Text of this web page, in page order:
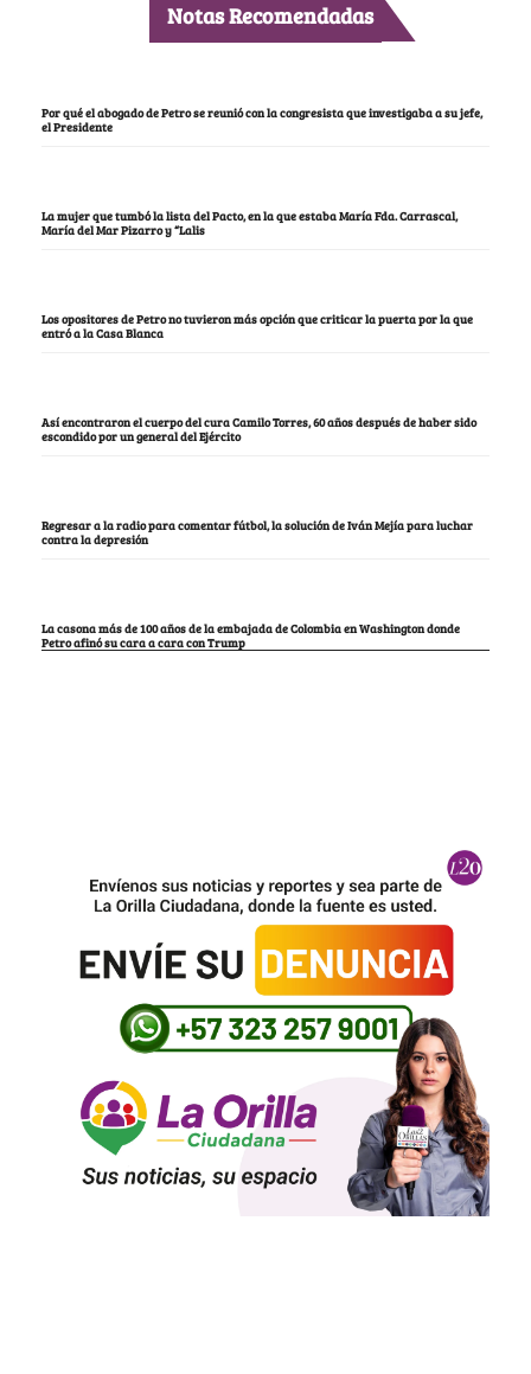
Notas Recomendadas
Por qué el abogado de Petro se reunió con la congresista que investigaba a su jefe,
el Presidente
La mujer que tumbó la lista del Pacto, en la que estaba María Fda. Carrascal,
María del Mar Pizarro y “Lalis
Los opositores de Petro no tuvieron más opción que criticar la puerta por la que
entró a la Casa Blanca
Así encontraron el cuerpo del cura Camilo Torres, 60 años después de haber sido
escondido por un general del Ejército
Regresar a la radio para comentar fútbol, la solución de Iván Mejía para luchar
contra la depresión
La casona más de 100 años de la embajada de Colombia en Washington donde
Petro afinó su cara a cara con Trump